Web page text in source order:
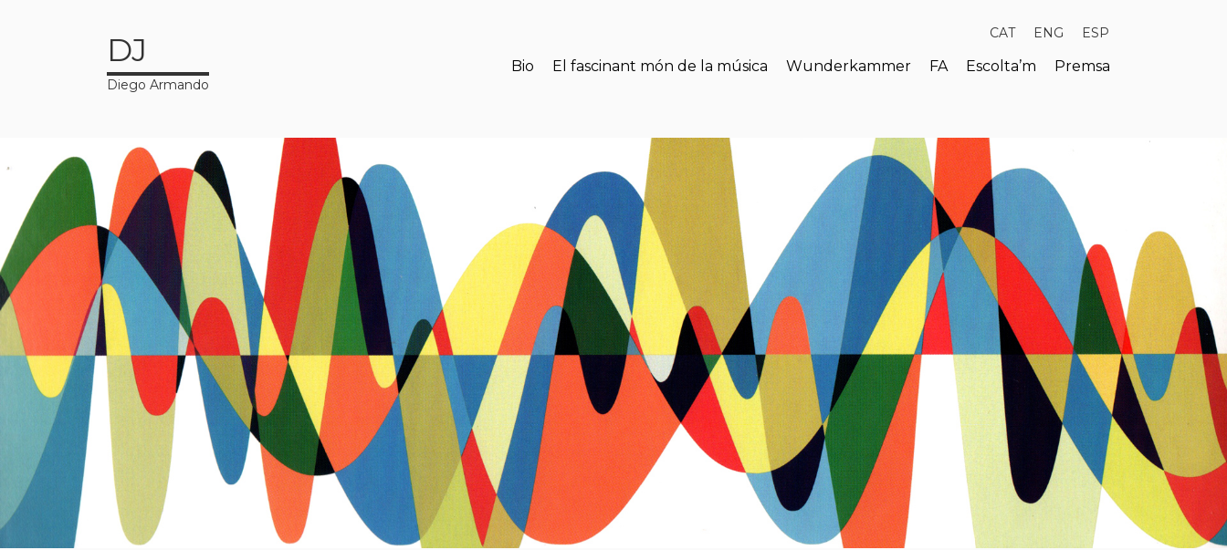
CAT ENG ESP
DJ
Diego Armando
Bio El fascinant món de la música Wunderkammer FA Escolta’m Premsa